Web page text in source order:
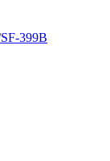
399B